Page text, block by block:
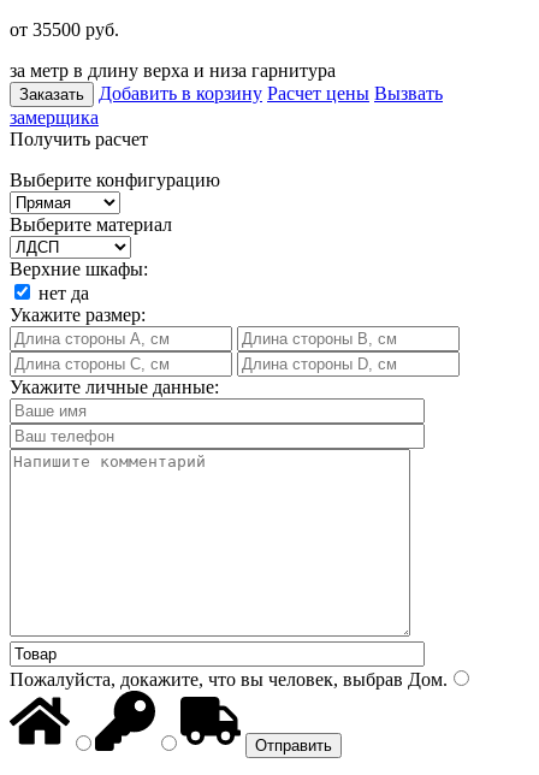
от 35500 руб.
за метр в длину верха и низа гарнитура
Заказать Добавить в корзину Расчет цены Вызвать
замерщика
Получить расчет
Выберите конфигурацию
Выберите материал
Верхние шкафы:
нет да
Укажите размер:
Укажите личные данные:
Пожалуйста, докажите, что вы человек, выбрав Дом.